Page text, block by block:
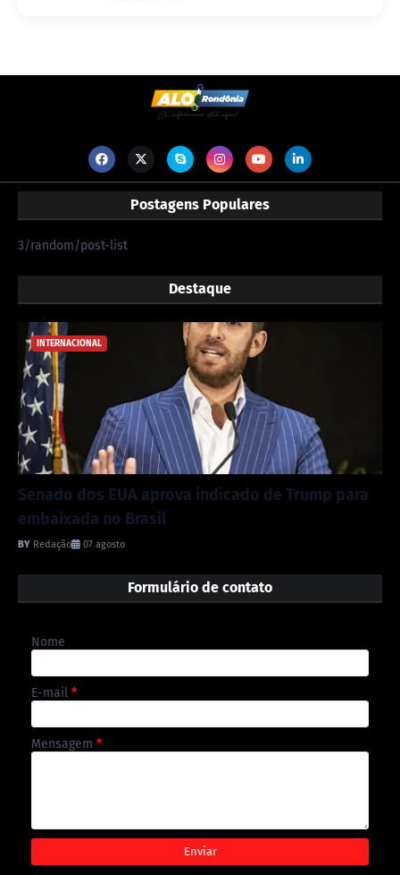
Postagens Populares
3/random/post-list
Destaque
INTERNACIONAL
Senado dos EUA aprova indicado de Trump para
embaixada no Brasil
Redação 07 agosto
Formulário de contato
Nome
E-mail *
Mensagem *